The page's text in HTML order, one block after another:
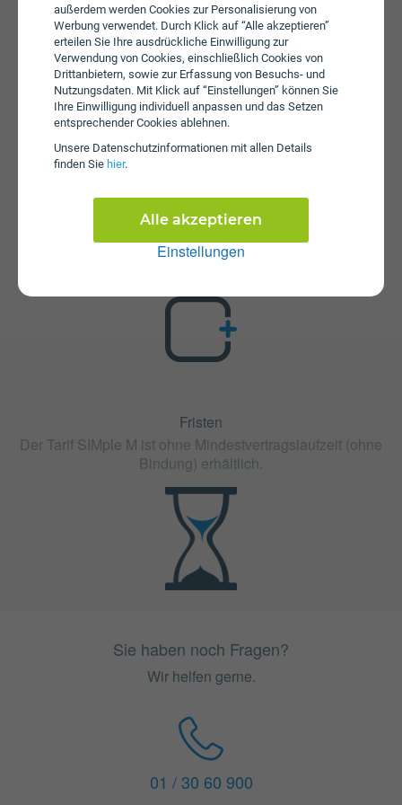
außerdem werden Cookies zur Personalisierung von
Werbung verwendet. Durch Klick auf “Alle akzeptieren”
erteilen Sie Ihre ausdrückliche Einwilligung zur
Verwendung von Cookies, einschließlich Cookies von
Drittanbietern, sowie zur Erfassung von Besuchs- und
Nutzungsdaten. Mit Klick auf “Einstellungen” können Sie
Ihre Einwilligung individuell anpassen und das Setzen
entsprechender Cookies ablehnen.
Unsere Daten­schutz­informationen mit allen Details
finden Sie hier.
Einstellungen
Alle akzeptieren
wird keine Servicepauschale erhoben.
SIMple M ist mit verschiedenen Zusatzangeboten
erweiterbar. Mehr über kombinierbare Zusatzprodukte
Sie den Tarif nach Belieben mit anderen Angeboten
Fristen
Der Tarif SIMple M ist ohne Mindestvertragslaufzeit (ohne
Bindung) erhältlich.
Sie haben noch Fragen?
Wir helfen gerne.
01 / 30 60 900